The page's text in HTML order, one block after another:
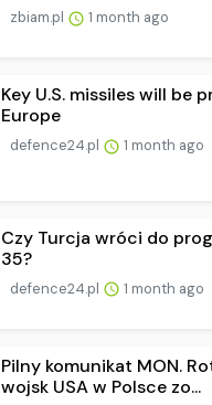
zbiam.pl 1 month ago
Key U.S. missiles will be
Europe
defence24.pl 1 month ago
Czy Turcja wróci do
35?
defence24.pl 1 month ago
Pilny komunikat MON.
wojsk USA w Polsce zo...